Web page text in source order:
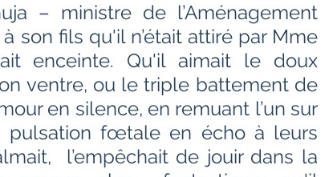
– ministre de l’Aménagement
son fils qu'il n’était attiré par Mme
enceinte. Qu'il aimait le doux
ventre, ou le triple battement de
en silence, en remuant l’un sur
pulsation fœtale en écho à leurs
l’empêchait de jouir dans la